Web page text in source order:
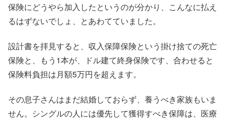
保険にどうやら加入したというのが分かり、こんなに払え
るはずないでしょ、とあわてていました。
設計書を拝見すると、収入保障保険という掛け捨ての死亡
保険と、もう1本が、ドル建て終身保険です、合わせると
保険料負担は月額5万円を超えます。
その息子さんはまだ結婚しておらず、養うべき家族もいま
せん。シングルの人には優先して獲得すべき保障は、医療